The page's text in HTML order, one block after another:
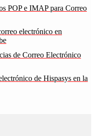
POP e IMAP para Correo
electrónico en
de Correo Electrónico
de Hispasys en la